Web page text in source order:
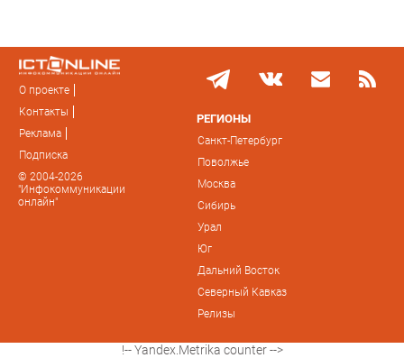
О проекте
Контакты
Реклама
Подписка
© 2004-2026
"Инфокоммуникации
онлайн"
РЕГИОНЫ
Санкт-Петербург
Поволжье
Москва
Сибирь
Урал
Юг
Дальний Восток
Северный Кавказ
Релизы
!-- Yandex.Metrika counter -->